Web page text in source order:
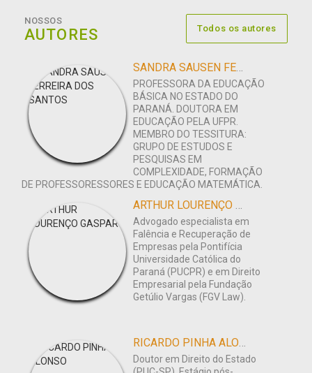
NOSSOS
AUTORES Todos os autores
SANDRA SAUSEN FERREIRA DOS SANTOS
PROFESSORA DA EDUCAÇÃO
BÁSICA NO ESTADO DO
PARANÁ. DOUTORA EM
EDUCAÇÃO PELA UFPR.
MEMBRO DO TESSITURA:
GRUPO DE ESTUDOS E
PESQUISAS EM
COMPLEXIDADE, FORMAÇÃO
DE PROFESSORESSORES E EDUCAÇÃO MATEMÁTICA.
ARTHUR LOURENÇO GASPAR
Advogado especialista em
Falência e Recuperação de
Empresas pela Pontifícia
Universidade Católica do
Paraná (PUCPR) e em Direito
Empresarial pela Fundação
Getúlio Vargas (FGV Law).
RICARDO PINHA ALONSO
Doutor em Direito do Estado